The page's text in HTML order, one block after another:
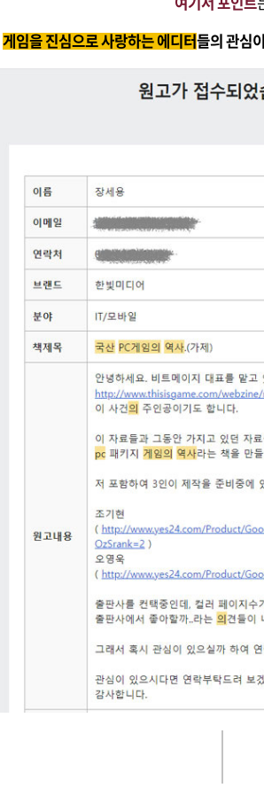
게임을 진심으로 사랑하는 에디터들의 관심